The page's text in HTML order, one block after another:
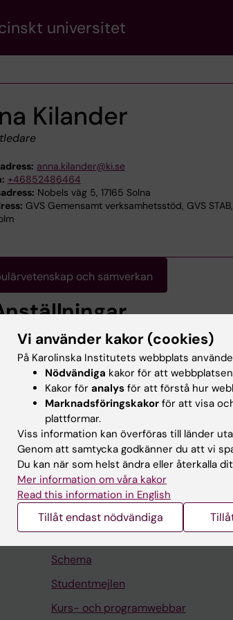
universitet
Kilander
anna.kilander@ki.se
+46852486464
Nobels väg 5, 17165 Solna
GVS Gemensamt verksamhetsstöd, GVS STAB,
och samverkan
Projektledare, Gemensamt
Verksamhetsutvecklare, Gemensamt
2025
Student
Ladok
Canvas
Schema
Studentmejlen
Kurs- och programwebbar
Vi använder kakor (cookies)
På Karolinska Institutets webbplats
Nödvändiga kakor för att
Kakor för analys för att förstå hur
Marknadsföringskakor för att visa
plattformar.
Viss information kan överföras till länder
Genom att samtycka godkänner du att vi
Du kan när som helst ändra eller återkalla
Mer information om våra kakor
Read this information in English
Tillåt endast nödvändiga